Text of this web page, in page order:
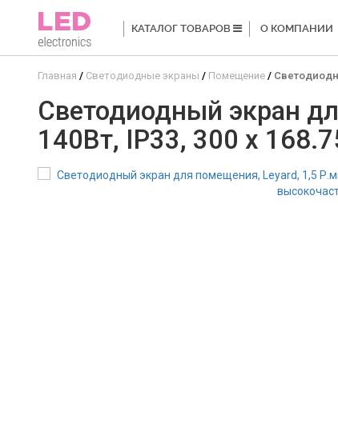
КАТАЛОГ ТОВАРОВ О КОМПАНИИ
Главная Светодиодные экраны Помещение
Светодиодный экран
140Вт, IP33, 300 x